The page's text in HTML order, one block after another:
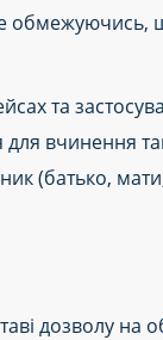
обмежуючись,
та
для вчинення
(батько,
дозволу на